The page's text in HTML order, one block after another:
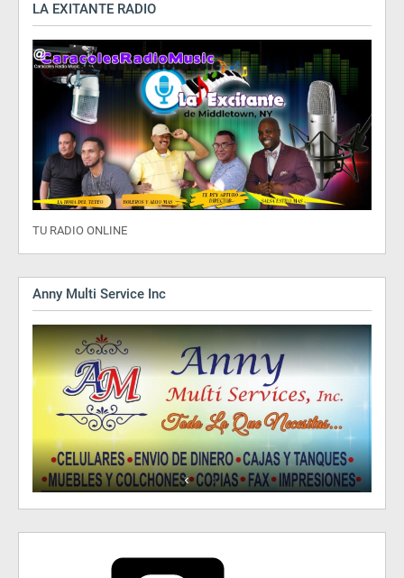
LA EXITANTE RADIO
TU RADIO ONLINE
Anny Multi Service Inc